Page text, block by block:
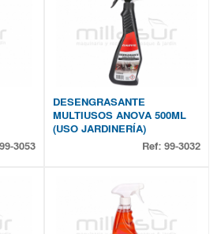
99-3053
DESENGRASANTE
MULTIUSOS ANOVA 500ML
(USO JARDINERÍA)
Ref: 99-3032